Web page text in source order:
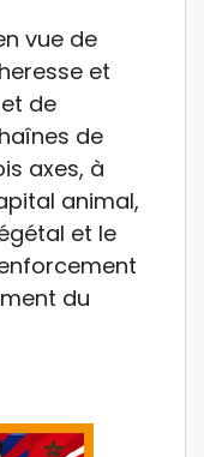
vue de
et
de
de
axes, à
animal,
et le
du